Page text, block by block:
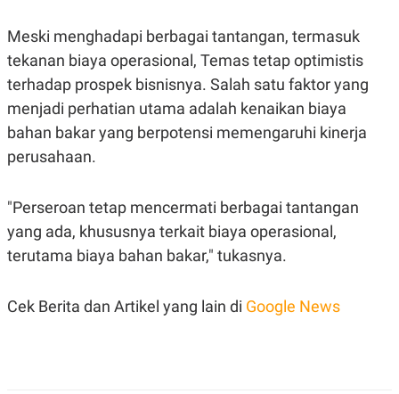
D
E
M
A
S
E
I
D
L
A
N
N
A
N
C
K
K
I
N
A
E
M
I
N
Meski menghadapi berbagai tantangan, termasuk
tekanan biaya operasional, Temas tetap optimistis
terhadap prospek bisnisnya. Salah satu faktor yang
menjadi perhatian utama adalah kenaikan biaya
bahan bakar yang berpotensi memengaruhi kinerja
perusahaan.
"Perseroan tetap mencermati berbagai tantangan
yang ada, khususnya terkait biaya operasional,
terutama biaya bahan bakar," tukasnya.
Cek Berita dan Artikel yang lain di Google News